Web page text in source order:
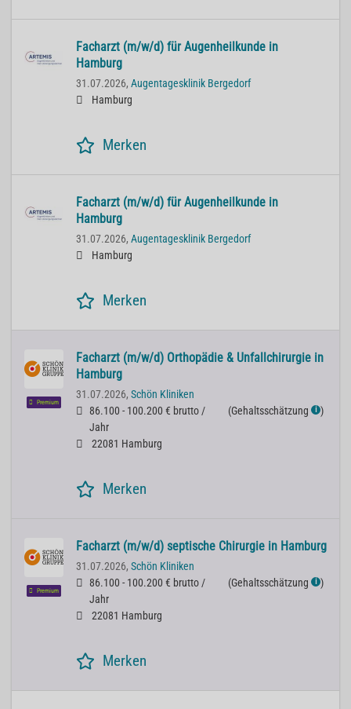
Facharzt (m/w/d) für Augenheilkunde in
Hamburg
31.07.2026, Augentagesklinik Bergedorf
Hamburg
Merken
Facharzt (m/w/d) für Augenheilkunde in
Hamburg
31.07.2026, Augentagesklinik Bergedorf
Hamburg
Merken
Premium
Facharzt (m/w/d) Orthopädie & Unfallchirurgie in
Hamburg
31.07.2026, Schön Kliniken
86.100 - 100.200 € brutto /
Jahr
(Gehaltsschätzung ℹ )
22081 Hamburg
Merken
Premium
Facharzt (m/w/d) septische Chirurgie in Hamburg
31.07.2026, Schön Kliniken
86.100 - 100.200 € brutto /
Jahr
(Gehaltsschätzung ℹ )
22081 Hamburg
Merken